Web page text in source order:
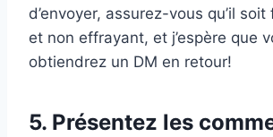
d’envoyer, assurez-vous qu’il
et non effrayant, et j’espère que
obtiendrez un DM en retour!
5. Présentez les